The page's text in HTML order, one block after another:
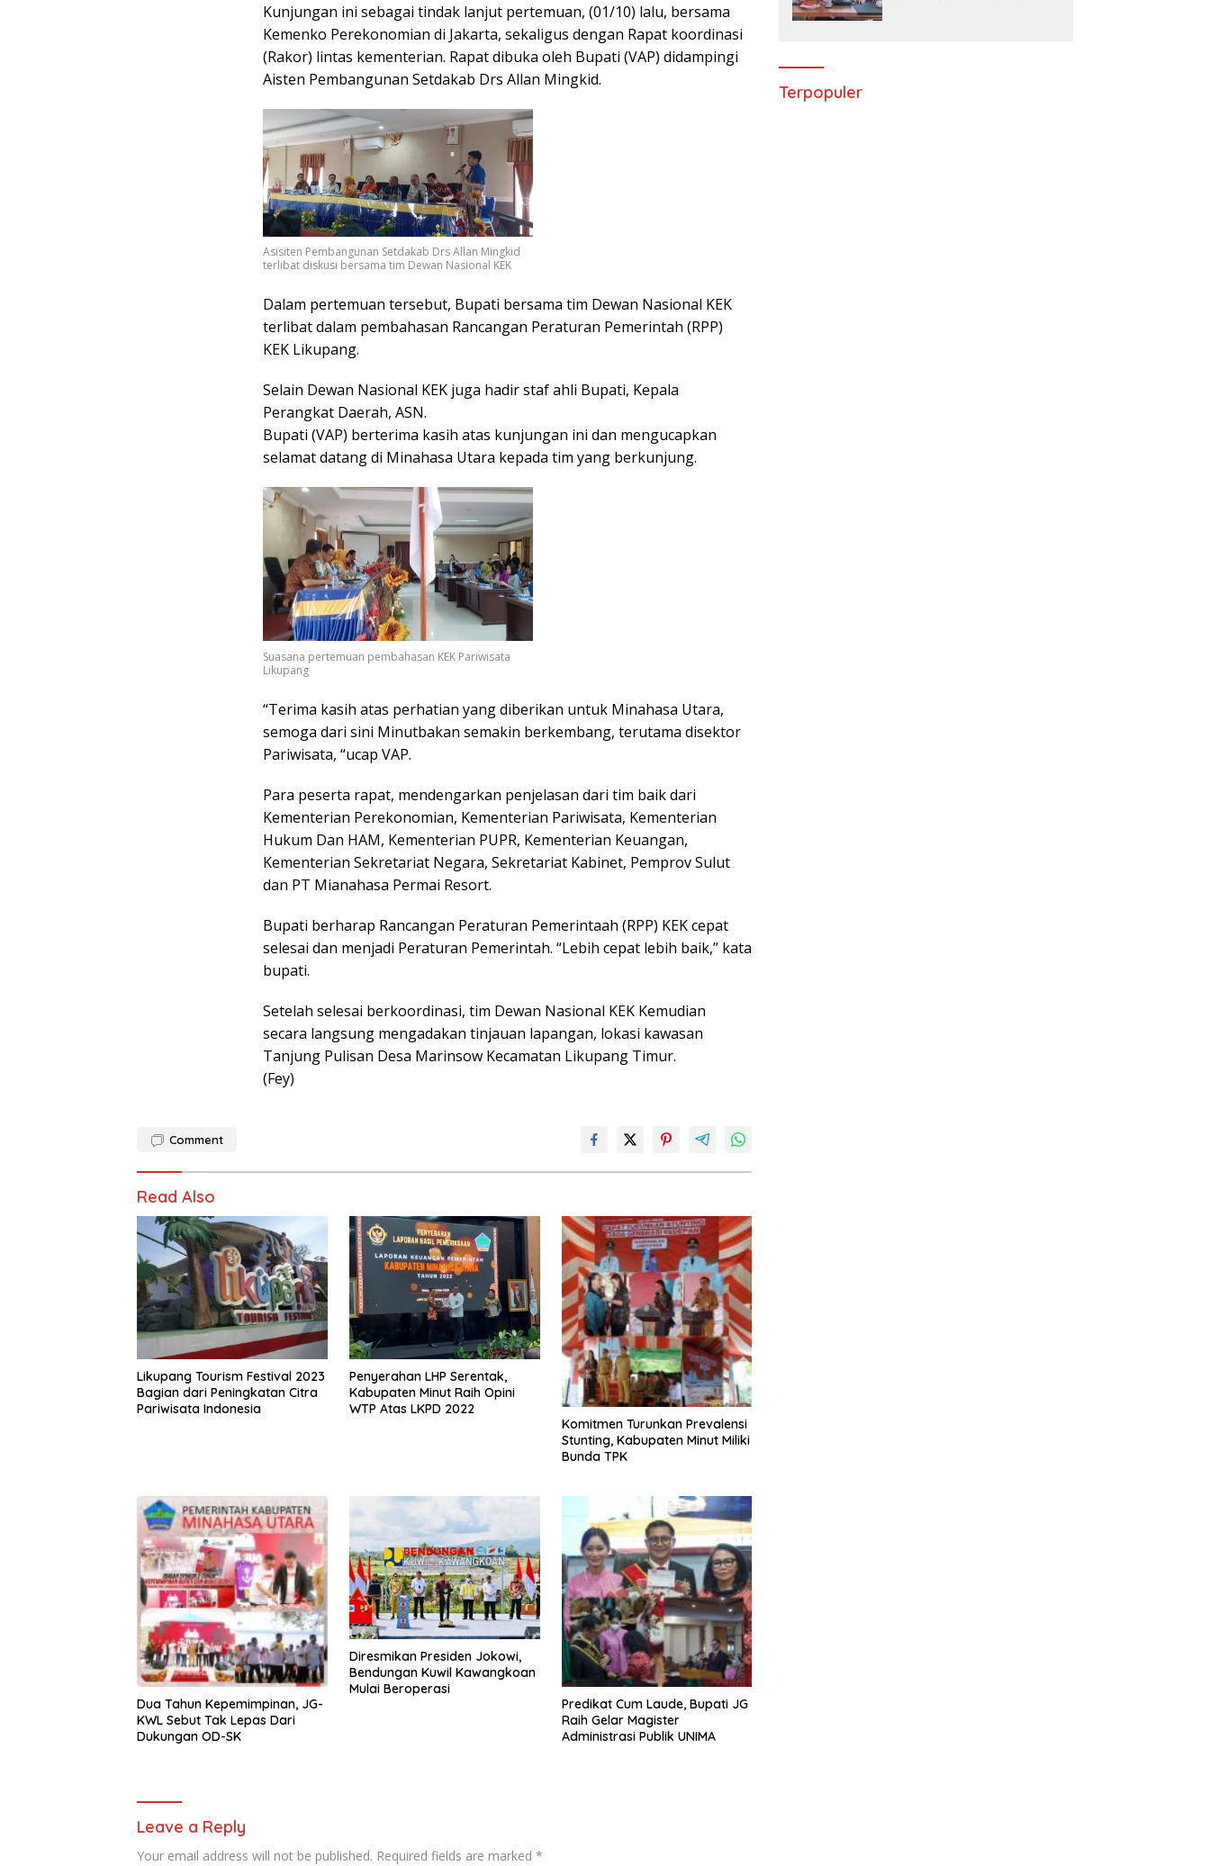
Kunjungan ini sebagai tindak lanjut pertemuan, (01/10) lalu, bersama
Kemenko Perekonomian di Jakarta, sekaligus dengan Rapat koordinasi
(Rakor) lintas kementerian. Rapat dibuka oleh Bupati (VAP) didampingi
Aisten Pembangunan Setdakab Drs Allan Mingkid.
Asisiten Pembangunan Setdakab Drs Allan Mingkid
terlibat diskusi bersama tim Dewan Nasional KEK
Dalam pertemuan tersebut, Bupati bersama tim Dewan Nasional KEK
terlibat dalam pembahasan Rancangan Peraturan Pemerintah (RPP)
KEK Likupang.
Selain Dewan Nasional KEK juga hadir staf ahli Bupati, Kepala
Perangkat Daerah, ASN.
Bupati (VAP) berterima kasih atas kunjungan ini dan mengucapkan
selamat datang di Minahasa Utara kepada tim yang berkunjung.
Suasana pertemuan pembahasan KEK Pariwisata
Likupang
“Terima kasih atas perhatian yang diberikan untuk Minahasa Utara,
semoga dari sini Minutbakan semakin berkembang, terutama disektor
Pariwisata, “ucap VAP.
Para peserta rapat, mendengarkan penjelasan dari tim baik dari
Kementerian Perekonomian, Kementerian Pariwisata, Kementerian
Hukum Dan HAM, Kementerian PUPR, Kementerian Keuangan,
Kementerian Sekretariat Negara, Sekretariat Kabinet, Pemprov Sulut
dan PT Mianahasa Permai Resort.
Bupati berharap Rancangan Peraturan Pemerintaah (RPP) KEK cepat
selesai dan menjadi Peraturan Pemerintah. “Lebih cepat lebih baik,” kata
bupati.
Setelah selesai berkoordinasi, tim Dewan Nasional KEK Kemudian
secara langsung mengadakan tinjauan lapangan, lokasi kawasan
Tanjung Pulisan Desa Marinsow Kecamatan Likupang Timur.
(Fey)
Comment
Read Also
Likupang Tourism Festival 2023
Bagian dari Peningkatan Citra
Pariwisata Indonesia
Penyerahan LHP Serentak,
Kabupaten Minut Raih Opini
WTP Atas LKPD 2022
Komitmen Turunkan Prevalensi
Stunting, Kabupaten Minut Miliki
Bunda TPK
Dua Tahun Kepemimpinan, JG-
KWL Sebut Tak Lepas Dari
Dukungan OD-SK
Diresmikan Presiden Jokowi,
Bendungan Kuwil Kawangkoan
Mulai Beroperasi
Predikat Cum Laude, Bupati JG
Raih Gelar Magister
Administrasi Publik UNIMA
Leave a Reply
Your email address will not be published. Required fields are marked *
Terpopuler